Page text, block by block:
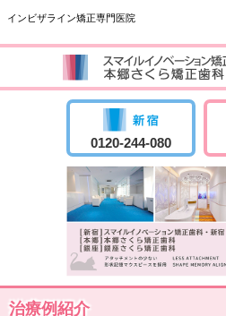
インビザライン矯正専門医院
0120-244-080
治療例紹介